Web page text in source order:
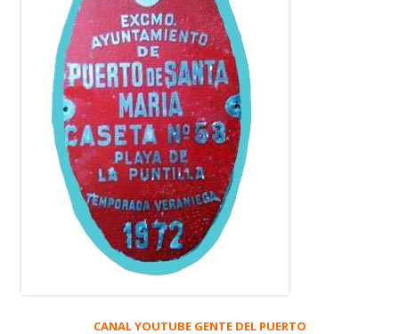
CANAL YOUTUBE GENTE DEL PUERTO